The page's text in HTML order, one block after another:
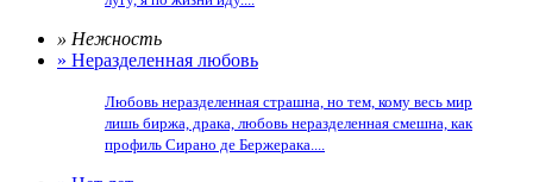
» Нежность
» Неразделенная любовь
Любовь неразделенная страшна, но тем, кому весь мир
лишь биржа, драка, любовь неразделенная смешна, как
профиль Сирано де Бержерака....